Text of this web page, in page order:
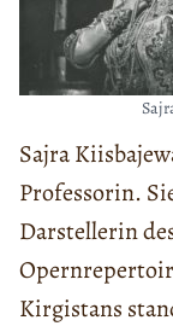
Sajra
Professorin.
Darstellerin
Kirgistans